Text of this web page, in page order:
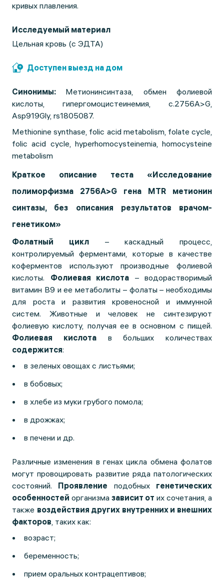
кривых плавления.
Исследуемый материал
Цельная кровь (с ЭДТА)
Доступен выезд на дом
Синонимы: Метионинсинтаза, обмен фолиевой
кислоты, гипергомоцистеинемия, с.2756A>G,
Asp919Gly, rs1805087.
Methionine synthase, folic acid metabolism, folate cycle,
folic acid cycle, hyperhomocysteinemia, homocysteine
metabolism
Краткое описание теста «Исследование
полиморфизма 2756A>G гена MTR метионин
синтазы, без описания результатов врачом-
генетиком»
Фолатный цикл– каскадный процесс,
контролируемый ферментами, которые в качестве
коферментов используют производные фолиевой
кислоты. Фолиевая кислота – водорастворимый
витамин B9 и ее метаболиты – фолаты – необходимы
для роста и развития кровеносной и иммунной
систем. Животные и человек не синтезируют
фолиевую кислоту, получая ее в основном с пищей.
Фолиевая кислотав больших количествах
содержится:
в зеленых овощах с листьями;
в бобовых;
в хлебе из муки грубого помола;
в дрожжах;
в печени и др.
Различные изменения в генах цикла обмена фолатов
могут провоцировать развитие ряда патологических
состояний. Проявление подобных генетических
особенностей организма зависит от их сочетания, а
также воздействия других внутренних и внешних
факторов, таких как:
возраст;
беременность;
прием оральных контрацептивов;